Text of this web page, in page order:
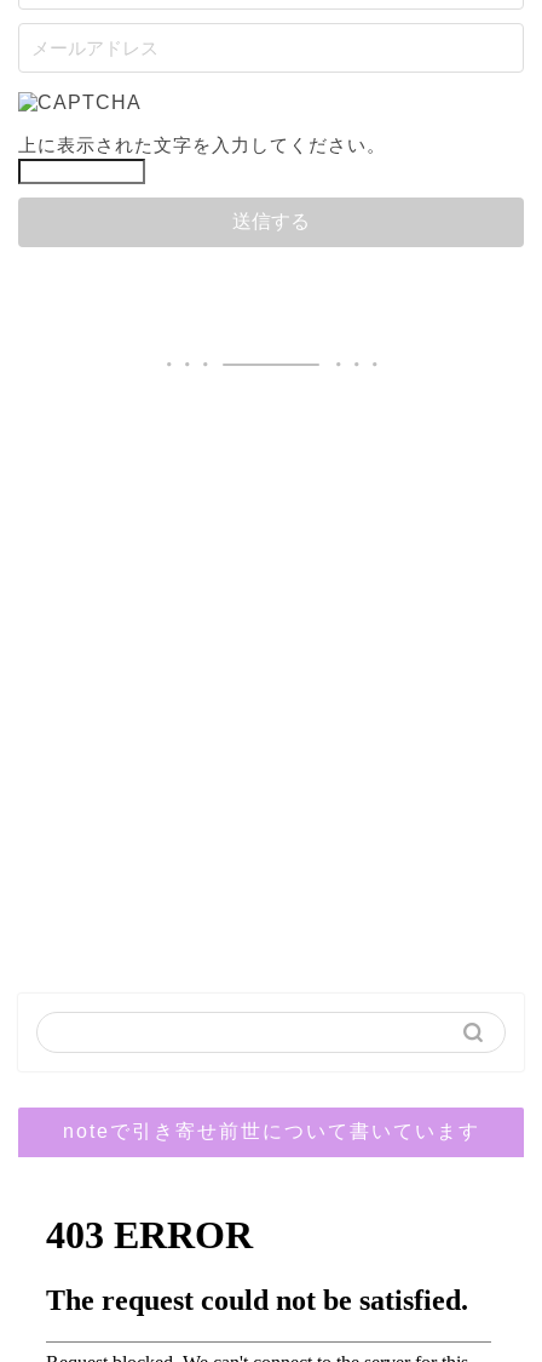
上に表示された文字を入力してください。
noteで引き寄せ前世について書いています